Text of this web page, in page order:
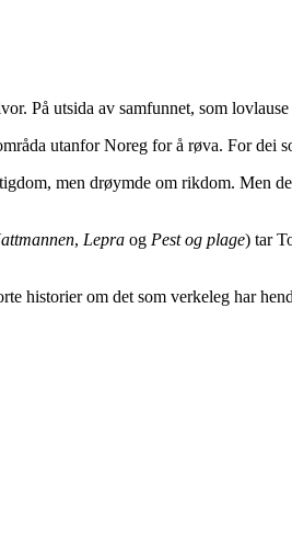
På utsida av samfunnet, som
utanfor Noreg for å røva. For dei
men drøymde om rikdom. Men
, Lepra og Pest og plage) tar
historier om det som verkeleg har